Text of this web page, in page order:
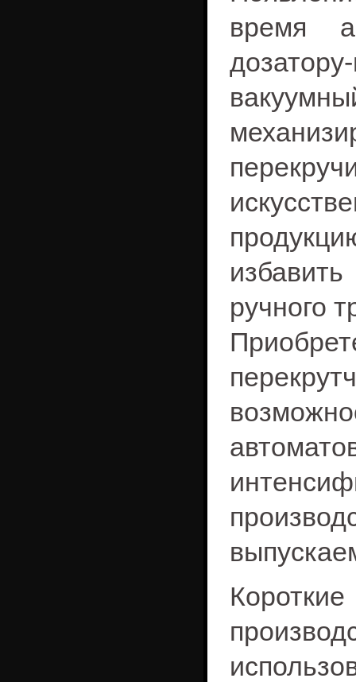
время
ручного
перекру